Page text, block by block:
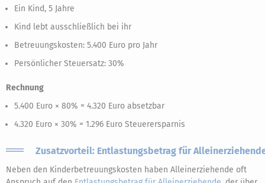
Ein Kind, 5 Jahre
Kind lebt ausschließlich bei ihr
Betreuungskosten: 5.400 Euro pro Jahr
Persönlicher Steuersatz: 30%
Rechnung
5.400 Euro × 80% = 4.320 Euro absetzbar
4.320 Euro × 30% = 1.296 Euro Steuerersparnis
Zusatzvorteil: Entlastungsbetrag für
Neben den Kinderbetreuungskosten haben Alleinerziehende oft